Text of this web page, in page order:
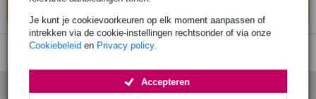
Je kunt je cookievoorkeuren op elk moment aanpassen of
intrekken via de cookie-instellingen rechtsonder of via onze
Cookiebeleid en Privacy policy.
Accepteren